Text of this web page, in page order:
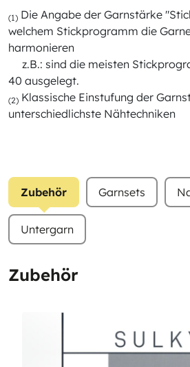
(1) Die Angabe der Garnstärke
welchem Stickprogramm die
harmonieren
z.B.: sind die meisten
40 ausgelegt.
(2) Klassische Einstufung der
unterschiedlichste Nähtechniken
Zubehör Garnsets
Untergarn
Zubehör